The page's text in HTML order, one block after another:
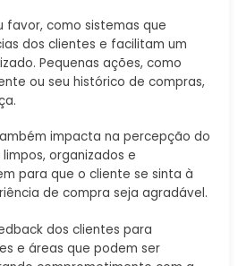
favor, como sistemas que
dos clientes e facilitam um
Pequenas ações, como
ou seu histórico de compras,
impacta na percepção do
organizados e
para que o cliente se sinta à
de compra seja agradável.
dos clientes para
e áreas que podem ser